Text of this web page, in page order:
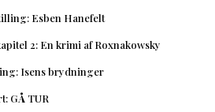
Esben Hanefelt
2: En krimi af Roxnakowsky
Isens brydninger
GÅ TUR